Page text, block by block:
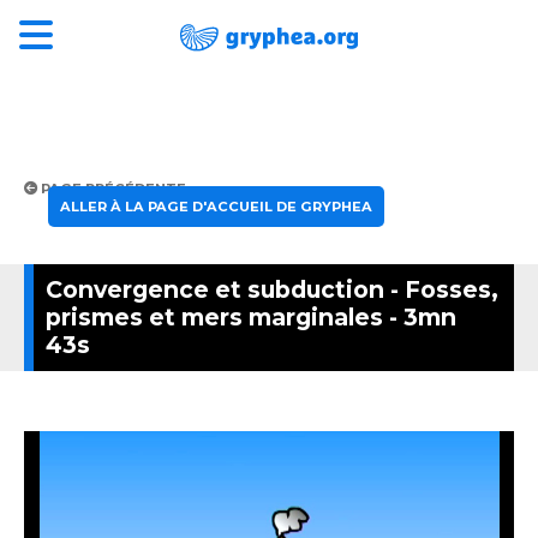
PAGE PRÉCÉDENTE
ALLER À LA PAGE D'ACCUEIL DE GRYPHEA
Convergence et subduction - Fosses,
prismes et mers marginales - 3mn
43s